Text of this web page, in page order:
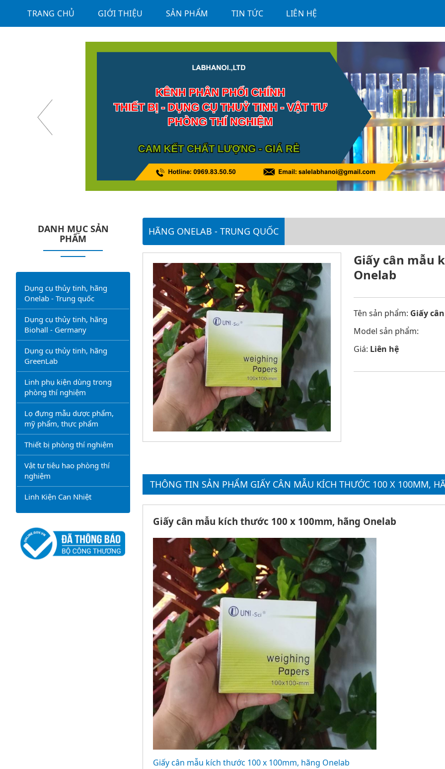
TRANG CHỦ GIỚI THIỆU SẢN PHẨM TIN TỨC LIÊN HỆ
DANH MỤC SẢN
PHẨM
Dụng cụ thủy tinh, hãng
Onelab - Trung quốc
Dụng cụ thủy tinh, hãng
Biohall - Germany
Dụng cụ thủy tinh, hãng
GreenLab
Linh phụ kiện dùng trong
phòng thí nghiệm
Lọ đựng mẫu dược phẩm,
mỹ phẩm, thực phẩm
Thiết bị phòng thí nghiệm
Vật tư tiêu hao phòng thí
nghiệm
Linh Kiện Can Nhiệt
HÃNG ONELAB - TRUNG QUỐC
Giấy cân mẫu
Onelab
Tên sản phẩm: Giấy
Model sản phẩm:
Giá: Liên hệ
THÔNG TIN SẢN PHẨM GIẤY CÂN MẪU KÍCH THƯỚC 100 X 100MM,
Giấy cân mẫu kích thước 100 x 100mm, hãng Onelab
Giấy cân mẫu kích thước 100 x 100mm, hãng Onelab